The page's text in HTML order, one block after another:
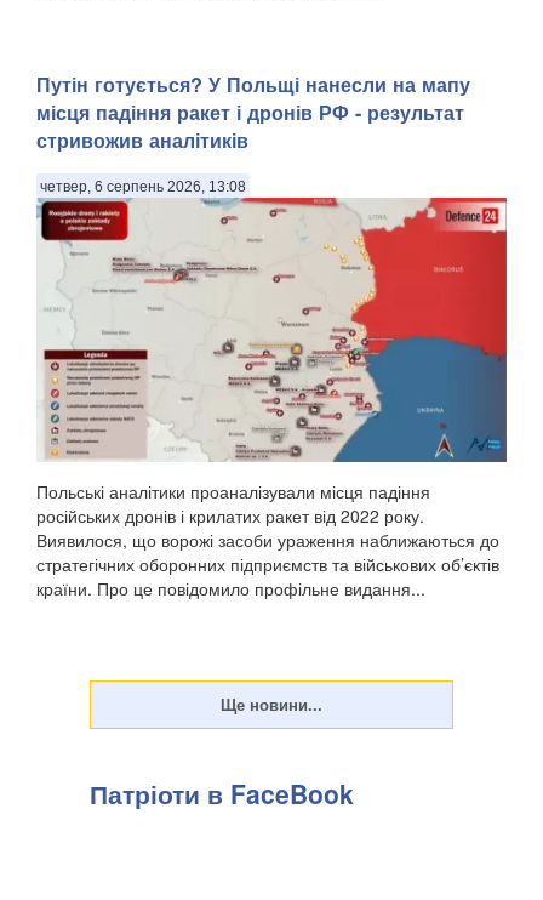
Путін готується? У Польщі нанесли на мапу
місця падіння ракет і дронів РФ - результат
стривожив аналітиків
четвер, 6 серпень 2026, 13:08
Польські аналітики проаналізували місця падіння
російських дронів і крилатих ракет від 2022 року.
Виявилося, що ворожі засоби ураження наближаються до
стратегічних оборонних підприємств та військових об’єктів
країни. Про це повідомило профільне видання...
Патріоти в FaceBook